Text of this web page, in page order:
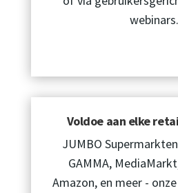
webinars.
Voldoe aan elke
JUMBO
GAMMA,
Amazon, en meer -